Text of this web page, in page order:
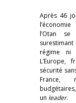
Après 46
l’Otan se
régime ni
L’Europe,
sécurité
France,
un leader.